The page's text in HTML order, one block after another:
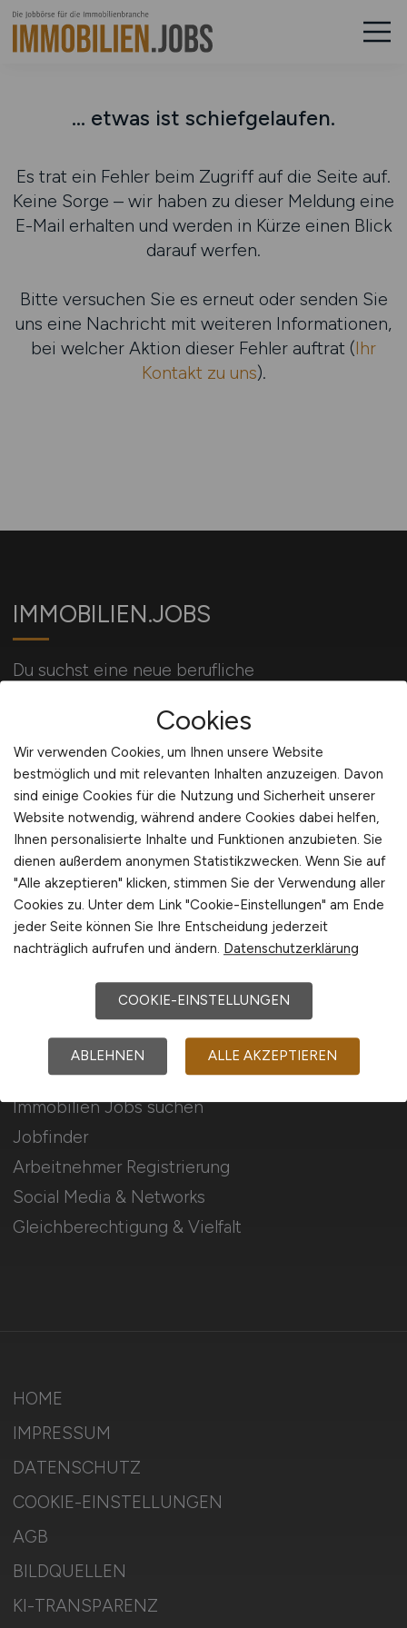
... etwas ist schiefgelaufen.
Es trat ein Fehler beim Zugriff auf die Seite auf.
Keine Sorge – wir haben zu dieser Meldung eine
E-Mail erhalten und werden in Kürze einen Blick
darauf werfen.
Bitte versuchen Sie es erneut oder senden Sie
uns eine Nachricht mit weiteren Informationen,
bei welcher Aktion dieser Fehler auftrat (Ihr
Kontakt zu uns).
IMMOBILIEN.JOBS
Du suchst eine neue berufliche
Immobilienbranche wartet auf Dich!
Für Arbeitnehmer
Immobilien Jobs suchen
Jobfinder
Arbeitnehmer Registrierung
Social Media & Networks
Gleichberechtigung & Vielfalt
Für Arbeitgeber
Stellenanzeigen schalten
Mediadaten & Konditionen
Arbeitgeber Seite
Arbeitgeber Kontakt
HOME
IMPRESSUM
DATENSCHUTZ
COOKIE-EINSTELLUNGEN
AGB
BILDQUELLEN
KI-TRANSPARENZ
Cookies
Wir verwenden Cookies, um Ihnen unsere Website
bestmöglich und mit relevanten Inhalten anzuzeigen. Davon
sind einige Cookies für die Nutzung und Sicherheit unserer
Website notwendig, während andere Cookies dabei helfen,
Ihnen personalisierte Inhalte und Funktionen anzubieten. Sie
dienen außerdem anonymen Statistikzwecken. Wenn Sie auf
"Alle akzeptieren" klicken, stimmen Sie der Verwendung aller
Cookies zu. Unter dem Link "Cookie-Einstellungen" am Ende
jeder Seite können Sie Ihre Entscheidung jederzeit
nachträglich aufrufen und ändern. Datenschutzerklärung
COOKIE-EINSTELLUNGEN
ABLEHNEN ALLE AKZEPTIEREN